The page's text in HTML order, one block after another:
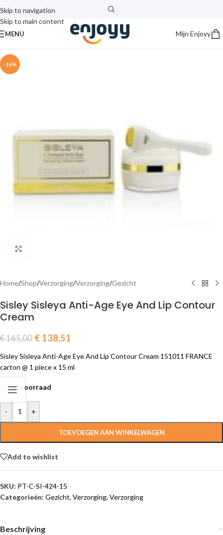
Skip to navigation
Skip to main content
MENU Mijn Enjoyy
-16%
Home/Shop/Verzorging/Verzorging/Gezicht
Sisley Sisleya Anti-Age Eye And Lip Contour
Cream
€165,00 € 138,51
Sisley Sisleya Anti-Age Eye And Lip Contour Cream 151011 FRANCE
carton @ 1 piece x 15 ml
Op voorraad
- +
TOEVOEGEN AAN WINKELWAGEN
Add to wishlist
SKU: PT-C-SI-424-15
Categorieën: Gezicht, Verzorging, Verzorging
Beschrijving